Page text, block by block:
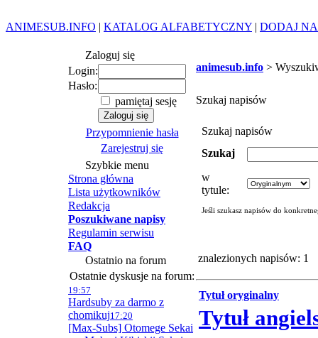
ANIMESUB.INFO | KATALOG ALFABETYCZNY | DODAJ
Zaloguj się
Login:
Hasło:
pamiętaj sesję
Przypomnienie hasła
Zarejestruj się
Szybkie menu
Strona główna
Lista użytkowników
Redakcja
Poszukiwane napisy
Regulamin serwisu
FAQ
Ostatnio na forum
Ostatnie dyskusje na forum:
19:57
Hardsuby za darmo z
chomikuj17:20
[Max-Subs] Otomege Sekai
animesub.info >
Szukaj napisów
Szukaj napisów
Szukaj
w
tytule:
Jeśli szukasz napisów do
znalezionych napisów: 1
Tytuł oryginalny
Tytuł